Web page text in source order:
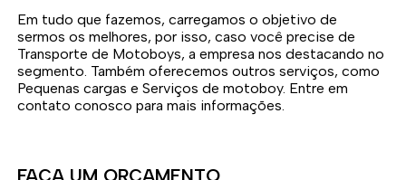
Em tudo que fazemos, carregamos o objetivo de
sermos os melhores, por isso, caso você precise de
Transporte de Motoboys, a empresa nos destacando no
segmento. Também oferecemos outros serviços, como
Pequenas cargas e Serviços de motoboy. Entre em
contato conosco para mais informações.
FAÇA UM ORÇAMENTO